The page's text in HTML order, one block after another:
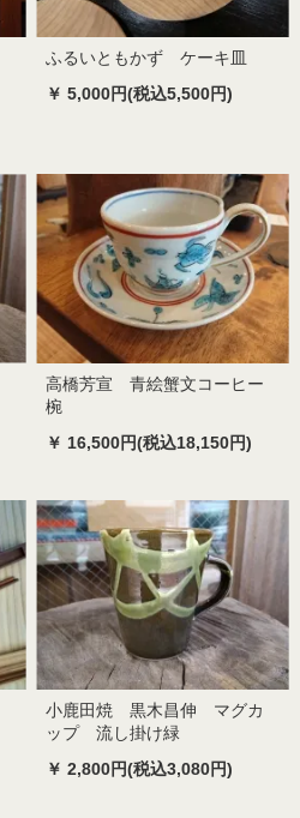
ふるいともかず ケーキ皿
￥ 5,000円(税込5,500円)
高橋芳宣 青絵蟹文コーヒー
椀
￥ 16,500円(税込18,150円)
小鹿田焼 黒木昌伸 マグカ
ップ 流し掛け緑
￥ 2,800円(税込3,080円)